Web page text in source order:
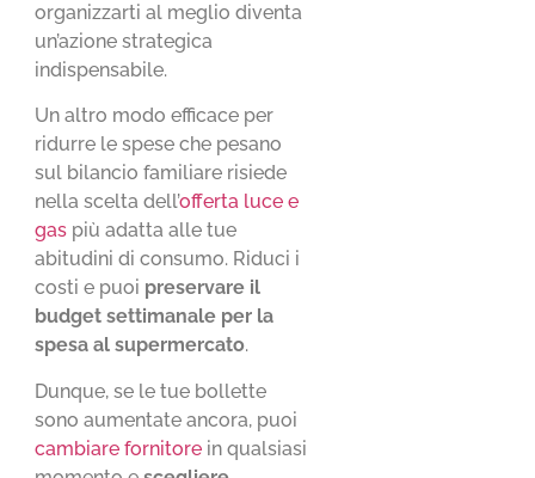
organizzarti al meglio diventa
un’azione strategica
indispensabile.
Un altro modo efficace per
ridurre le spese che pesano
sul bilancio familiare risiede
nella scelta dell’offerta luce e
gas più adatta alle tue
abitudini di consumo. Riduci i
costi e puoi preservare il
budget settimanale per la
spesa al supermercato.
Dunque, se le tue bollette
sono aumentate ancora, puoi
cambiare fornitore in qualsiasi